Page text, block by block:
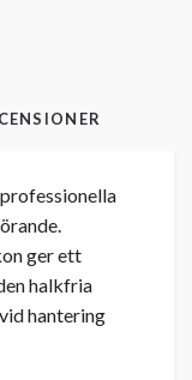
ger ett
halkfria
hantering